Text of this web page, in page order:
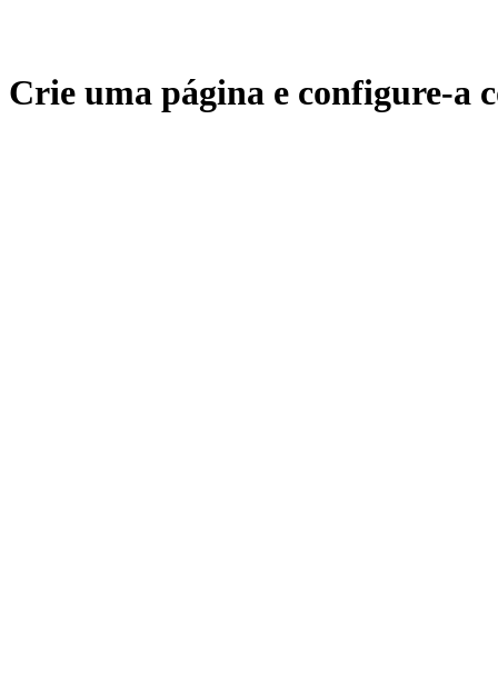
Crie uma página e configure-a